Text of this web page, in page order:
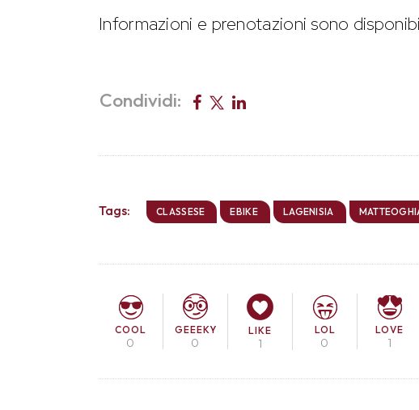
Informazioni e prenotazioni sono
Condividi:
Tags: CLASSESE EBIKE LAGENISIA
COOL
0
GEEEKY
0
LIKE
1
LOL
0
LOVE
1